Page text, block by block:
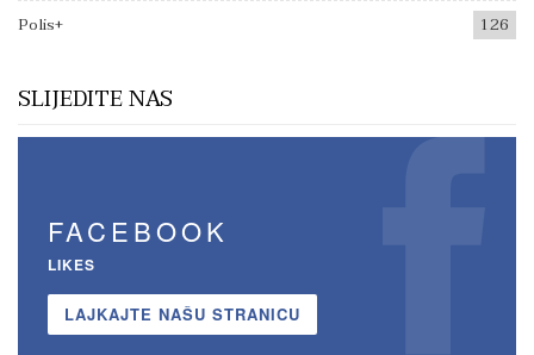
Polis+
126
SLIJEDITE NAS
FACEBOOK
LIKES
LAJKAJTE NAŠU STRANICU